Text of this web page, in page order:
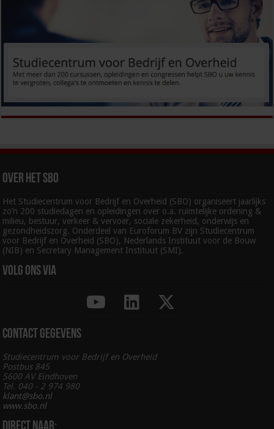
Over het SBO
Het Studiecentrum voor Bedrijf en Overheid (SBO) organiseert jaarlijks
zo’n 200 studiedagen en opleidingen over o.a. ruimtelijke ordening &
milieu, bestuur, verkeer & vervoer, sociale zekerheid, onderwijs en
gezondheidszorg. Onderdeel van Euroforum BV zijn Studiecentrum
voor Bedrijf en Overheid (SBO), Nederlands Instituut voor de Bouw
(NIB) en Secretary Management Instituut (SMI).
Volg ons via
Contact gegevens
Studiecentrum voor Bedrijf en Overheid
Postbus 845
5600 AV Eindhoven
Tel. 040 - 2 974 980
klant@sbo.nl
www.sbo.nl